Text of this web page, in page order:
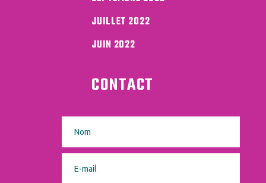
JUILLET 2022
JUIN 2022
CONTACT